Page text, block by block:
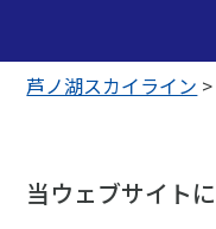
芦ノ湖スカイライン
当ウェブサイト